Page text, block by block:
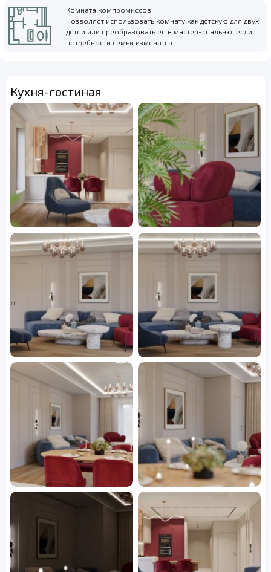
Комната компромиссов
Позволяет использовать комнату как детскую для двух
детей или преобразовать её в мастер-спальню, если
потребности семьи изменятся
Кухня-гостиная